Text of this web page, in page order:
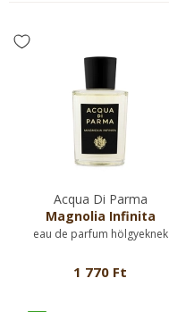
Acqua Di Parma
Magnolia Infinita
eau de parfum hölgyeknek
1 770 Ft